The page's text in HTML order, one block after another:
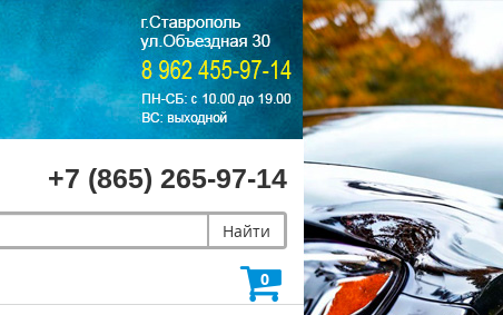
+7 (865) 265-97-14
Найти
0